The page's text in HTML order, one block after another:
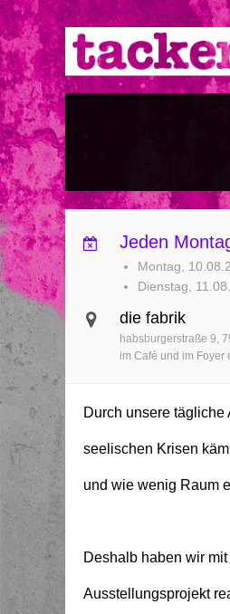
Direkt
zum
Inhalt
Jeden
Montag,
Dienstag,
die fabrik
habsburgerstraße 9
im Café und im Foyer
Durch unsere
seelischen Krisen
und wie wenig Raum
Deshalb haben wir
Ausstellungsprojekt